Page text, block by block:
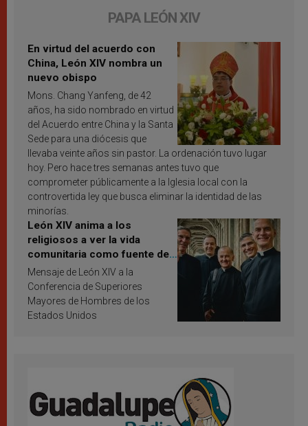
PAPA LEÓN XIV
En virtud del acuerdo con
China, León XIV nombra un
nuevo obispo
Mons. Chang Yanfeng, de 42
años, ha sido nombrado en virtud
del Acuerdo entre China y la Santa
Sede para una diócesis que
llevaba veinte años sin pastor. La ordenación tuvo lugar
hoy. Pero hace tres semanas antes tuvo que
comprometer públicamente a la Iglesia local con la
controvertida ley que busca eliminar la identidad de las
minorías.
León XIV anima a los
religiosos a ver la vida
comunitaria como fuente de
inspiración y santificación
Mensaje de León XIV a la
Conferencia de Superiores
Mayores de Hombres de los
Estados Unidos